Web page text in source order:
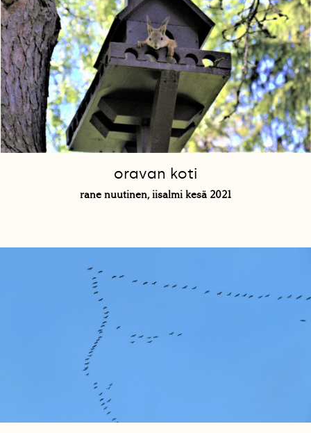
oravan koti
rane nuutinen, iisalmi kesä 2021